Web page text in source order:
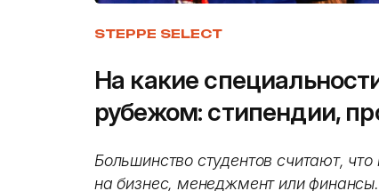
STEPPE SELECT
На какие
рубежом: стипендии,
Большинство студентов считают,
на бизнес, менеджмент или